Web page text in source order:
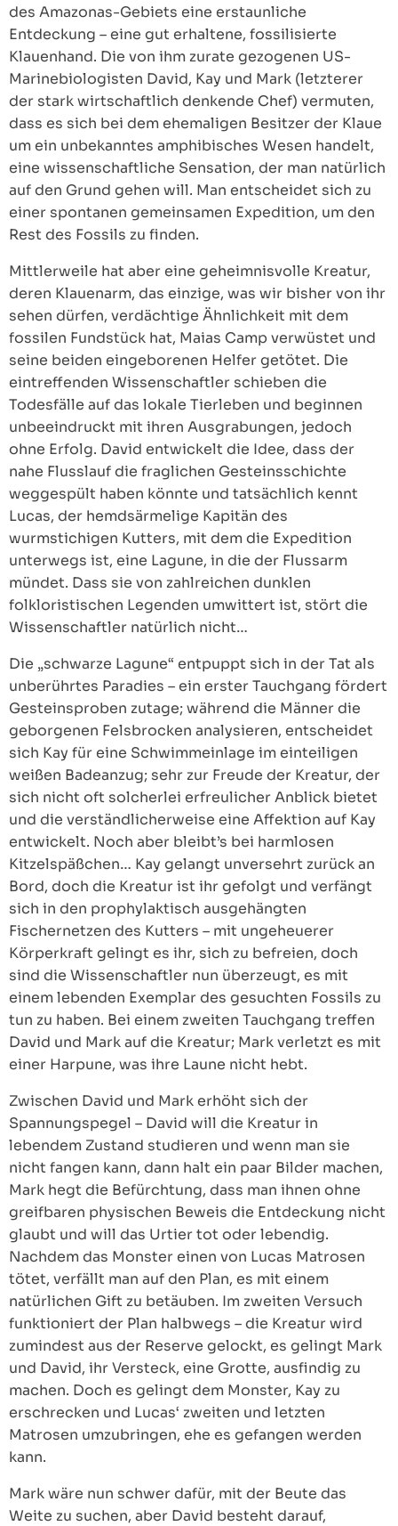
des Amazonas-Gebiets eine erstaunliche
Entdeckung – eine gut erhaltene, fossilisierte
Klauenhand. Die von ihm zurate gezogenen US-
Marinebiologisten David, Kay und Mark (letzterer
der stark wirtschaftlich denkende Chef) vermuten,
dass es sich bei dem ehemaligen Besitzer der Klaue
um ein unbekanntes amphibisches Wesen handelt,
eine wissenschaftliche Sensation, der man natürlich
auf den Grund gehen will. Man entscheidet sich zu
einer spontanen gemeinsamen Expedition, um den
Rest des Fossils zu finden.
Mittlerweile hat aber eine geheimnisvolle Kreatur,
deren Klauenarm, das einzige, was wir bisher von ihr
sehen dürfen, verdächtige Ähnlichkeit mit dem
fossilen Fundstück hat, Maias Camp verwüstet und
seine beiden eingeborenen Helfer getötet. Die
eintreffenden Wissenschaftler schieben die
Todesfälle auf das lokale Tierleben und beginnen
unbeeindruckt mit ihren Ausgrabungen, jedoch
ohne Erfolg. David entwickelt die Idee, dass der
nahe Flusslauf die fraglichen Gesteinsschichte
weggespült haben könnte und tatsächlich kennt
Lucas, der hemdsärmelige Kapitän des
wurmstichigen Kutters, mit dem die Expedition
unterwegs ist, eine Lagune, in die der Flussarm
mündet. Dass sie von zahlreichen dunklen
folkloristischen Legenden umwittert ist, stört die
Wissenschaftler natürlich nicht…
Die „schwarze Lagune“ entpuppt sich in der Tat als
unberührtes Paradies – ein erster Tauchgang fördert
Gesteinsproben zutage; während die Männer die
geborgenen Felsbrocken analysieren, entscheidet
sich Kay für eine Schwimmeinlage im einteiligen
weißen Badeanzug; sehr zur Freude der Kreatur, der
sich nicht oft solcherlei erfreulicher Anblick bietet
und die verständlicherweise eine Affektion auf Kay
entwickelt. Noch aber bleibt’s bei harmlosen
Kitzelspäßchen… Kay gelangt unversehrt zurück an
Bord, doch die Kreatur ist ihr gefolgt und verfängt
sich in den prophylaktisch ausgehängten
Fischernetzen des Kutters – mit ungeheuerer
Körperkraft gelingt es ihr, sich zu befreien, doch
sind die Wissenschaftler nun überzeugt, es mit
einem lebenden Exemplar des gesuchten Fossils zu
tun zu haben. Bei einem zweiten Tauchgang treffen
David und Mark auf die Kreatur; Mark verletzt es mit
einer Harpune, was ihre Laune nicht hebt.
Zwischen David und Mark erhöht sich der
Spannungspegel – David will die Kreatur in
lebendem Zustand studieren und wenn man sie
nicht fangen kann, dann halt ein paar Bilder machen,
Mark hegt die Befürchtung, dass man ihnen ohne
greifbaren physischen Beweis die Entdeckung nicht
glaubt und will das Urtier tot oder lebendig.
Nachdem das Monster einen von Lucas Matrosen
tötet, verfällt man auf den Plan, es mit einem
natürlichen Gift zu betäuben. Im zweiten Versuch
funktioniert der Plan halbwegs – die Kreatur wird
zumindest aus der Reserve gelockt, es gelingt Mark
und David, ihr Versteck, eine Grotte, ausfindig zu
machen. Doch es gelingt dem Monster, Kay zu
erschrecken und Lucas‘ zweiten und letzten
Matrosen umzubringen, ehe es gefangen werden
kann.
Mark wäre nun schwer dafür, mit der Beute das
Weite zu suchen, aber David besteht darauf,